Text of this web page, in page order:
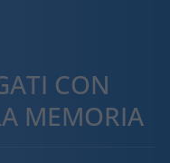
CON
MEMORIA